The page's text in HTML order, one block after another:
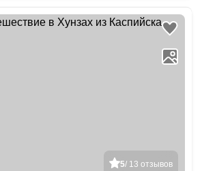
5/ 13 отзывов